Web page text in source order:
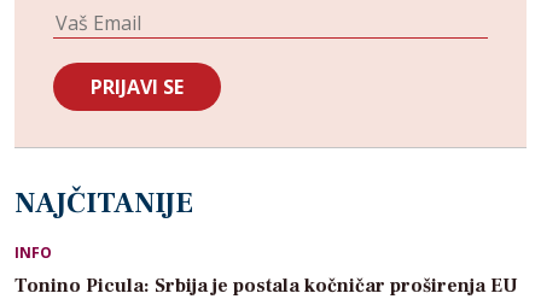
NAJČITANIJE
INFO
Tonino Picula: Srbija je postala kočničar proširenja EU